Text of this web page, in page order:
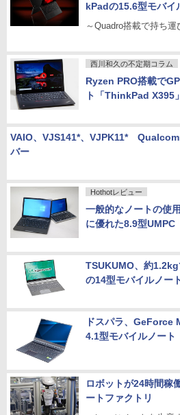
kPadの15.6型モバイ
～Quadro搭載で持ち
西川和久の不定期コラム
Ryzen PRO搭載で
ト「ThinkPad X395」
VAIO、VJS141*、VJPK11*
バー
Hothotレビュー
一般的なノートの使
に優れた8.9型UMPC
TSUKUMO、約
の14型モバイルノー
ドスパラ、GeForce
4.1型モバイルノート
ロボットが24時間稼
ートファクトリ